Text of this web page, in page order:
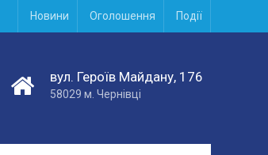
Новини Оголошення Події
вул. Героїв Майдану, 176
58029 м. Чернівці